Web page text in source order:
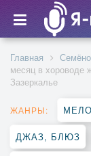
Главная
месяц в хороводе
Зазеркалье
ЖАНРЫ:
ДЖАЗ, БЛЮЗ